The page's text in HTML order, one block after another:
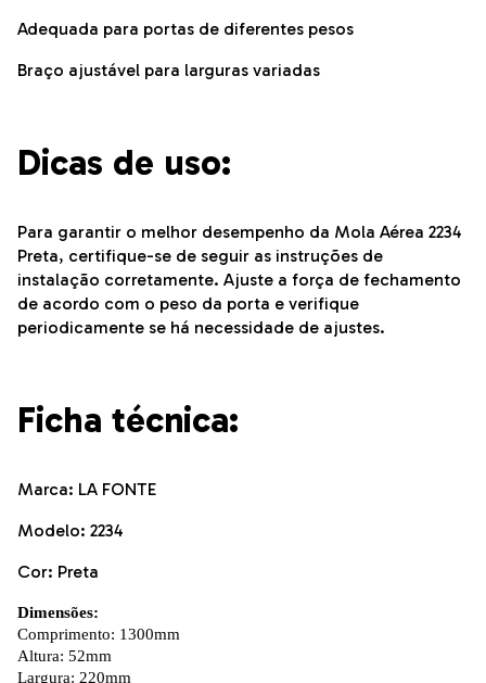
Adequada para portas de diferentes pesos
Braço ajustável para larguras variadas
Dicas de uso:
Para garantir o melhor desempenho da Mola Aérea 2234
Preta, certifique-se de seguir as instruções de
instalação corretamente. Ajuste a força de fechamento
de acordo com o peso da porta e verifique
periodicamente se há necessidade de ajustes.
Ficha técnica:
Marca: LA FONTE
Modelo: 2234
Cor: Preta
Dimensões:
Comprimento: 1300mm
Altura: 52mm
Largura: 220mm